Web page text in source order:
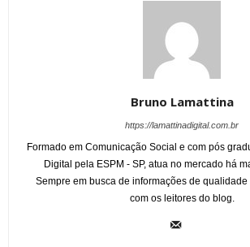
Bruno Lamattina
https://lamattinadigital.com.br
Formado em Comunicação Social e com pós
Digital pela ESPM - SP, atua no mercado há
Sempre em busca de informações de
com os leitores do blog.